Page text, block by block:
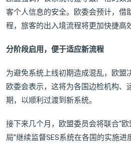
客个人信息的安全。欧委会预计，借
程，旅客的出入境流程将更加快捷高
分阶段启用，便于适应新流程
为避免系统上线初期造成混乱，欧盟
欧委会表示，这将为各国边检机构、
期，以顺利过渡到新系统。
接下来几个月，欧盟委员会将联合“
局”继续监督SES系统在各国的实施进